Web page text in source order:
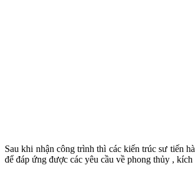
Sau khi nhận công trình thì các kiến trúc sư tiến
để đáp ứng được các yêu cầu về phong thủy ,